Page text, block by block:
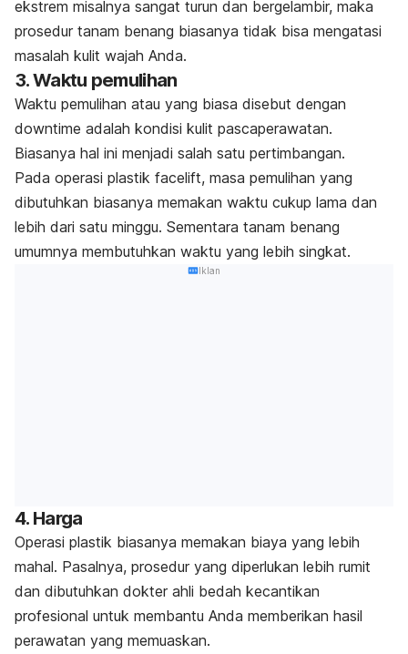
ekstrem misalnya sangat turun dan bergelambir, maka
prosedur tanam benang biasanya tidak bisa mengatasi
masalah kulit wajah Anda.
3. Waktu pemulihan
Waktu pemulihan atau yang biasa disebut dengan
downtime adalah kondisi kulit pascaperawatan.
Biasanya hal ini menjadi salah satu pertimbangan.
Pada operasi plastik facelift, masa pemulihan yang
dibutuhkan biasanya memakan waktu cukup lama dan
lebih dari satu minggu. Sementara tanam benang
umumnya membutuhkan waktu yang lebih singkat.
Iklan
4. Harga
Operasi plastik biasanya memakan biaya yang lebih
mahal. Pasalnya, prosedur yang diperlukan lebih rumit
dan dibutuhkan dokter ahli bedah kecantikan
profesional untuk membantu Anda memberikan hasil
perawatan yang memuaskan.